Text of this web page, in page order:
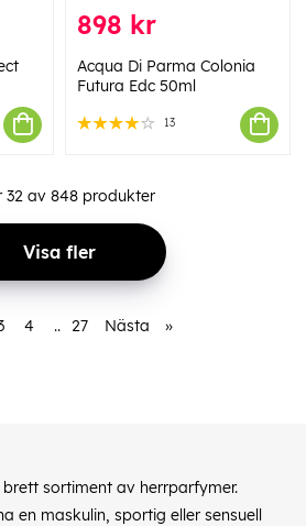
898 kr
Acqua Di Parma Colonia
Futura Edc 50ml
13
32av 848produkter
Visa fler
4 .. 27 Nästa »
sortiment av herrparfymer.
en maskulin, sportig eller sensuell